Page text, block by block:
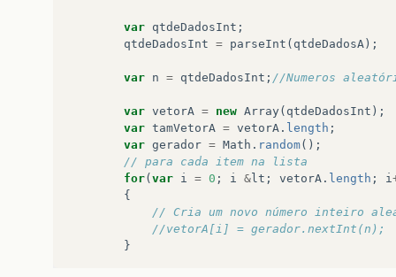
var qtdeDadosInt ;
qtdeDadosInt = parseInt ( qtdeDadosA );
var n = qtdeDadosInt ; //Numeros
var vetorA = new Array( qtdeDadosInt );
var tamVetorA = vetorA . length ;
var gerador = Math . random();
// para cada item na lista
for( var i = 0 ; i & lt ; vetorA . length ; i
{
// Cria um novo número inteiro
//vetorA[i] = gerador.nextInt(n);
}